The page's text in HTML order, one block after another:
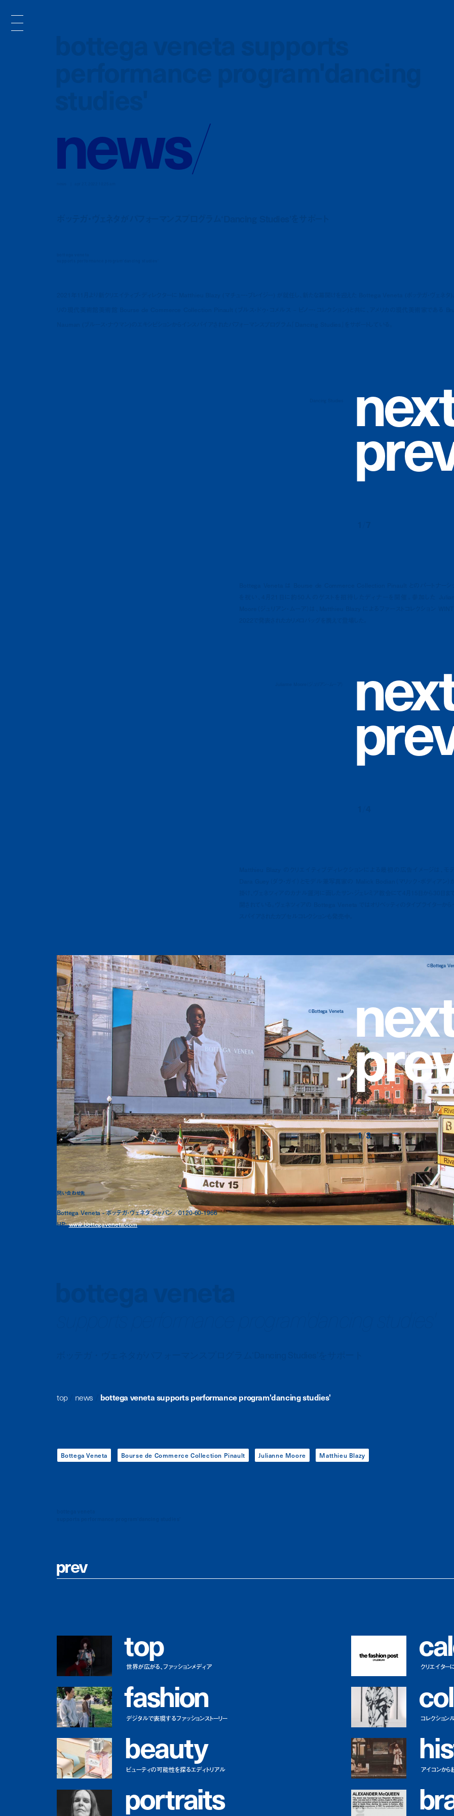
news/
nex
pre
nex
pre
©Bottega
©Bottega Veneta nex
pre
1/3
問い合わせ先
Bottega Veneta - ボッテガ・ヴェネタ ジャパン／0120-60-1966
HP:www.bottegaveneta.com
top/ news bottega veneta supports performance program'dancing studies'
Bottega Veneta Bourse de Commerce Collection Pinault Julianne Moore Matthieu Blazy
prev
top
世界が広がる、ファッションメディア
fashion
デジタルで表現するファッションストーリー
beauty
ビューティの可能性を探るエディトリアル
portraits
cal
クリエイター
col
コレクション
his
アイコンから
br